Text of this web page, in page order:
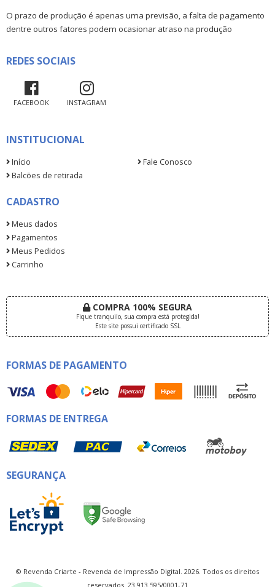
O prazo de produção é apenas uma previsão, a falta de pagamento
dentre outros fatores podem ocasionar atraso na produção
REDES SOCIAIS
FACEBOOK INSTAGRAM
INSTITUCIONAL
Início
Fale Conosco
Balcões de retirada
CADASTRO
Meus dados
Pagamentos
Meus Pedidos
Carrinho
COMPRA 100% SEGURA
Fique tranquilo, sua compra está protegida!
Este site possui certificado SSL
FORMAS DE PAGAMENTO
FORMAS DE ENTREGA
SEGURANÇA
© Revenda Criarte - Revenda de Impressão Digital. 2026. Todos os direitos
reservados. 23.913.595/0001-71